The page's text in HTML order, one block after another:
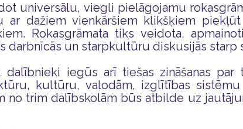
universālu, viegli pielāgojamu
ar dažiem vienkāršiem klikšķiem
Rokasgrāmata tiks veidota,
darbnīcās un starpkultūru diskusijās starp
dalībnieki iegūs arī tiešas zināšanas
kultūru, valodām, izglītības
no trim dalībskolām būs atbilde uz